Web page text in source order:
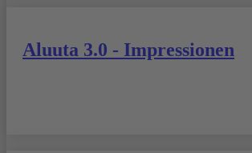
Aluuta 3.0 - Impressionen